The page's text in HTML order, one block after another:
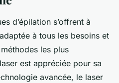
d’épilation s’offrent à
à tous les besoins et
les plus
est appréciée pour sa
avancée, le laser